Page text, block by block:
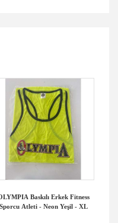
Baskılı Erkek Fitness
Sporcu Atleti - Neon Yeşil - XL